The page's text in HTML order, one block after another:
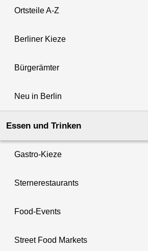
Ortsteile A-Z
Berliner Kieze
Bürgerämter
Neu in Berlin
Essen und Trinken
Gastro-Kieze
Sternerestaurants
Food-Events
Street Food Markets